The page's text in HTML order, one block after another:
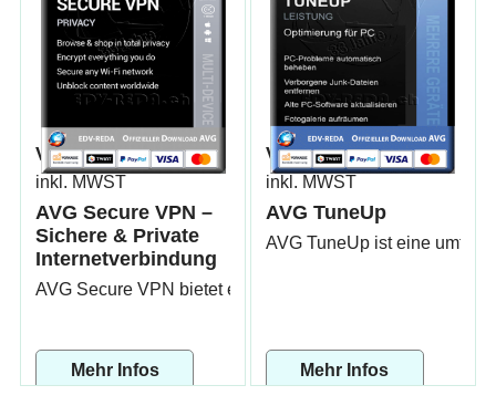
Von CHF 28.90
inkl. MWST
AVG Secure VPN –
Sichere & Private
Internetverbindung
AVG Secure VPN bietet eine benutzerfreundliche
Mehr Infos
Von CHF 19.90
inkl. MWST
AVG TuneUp
AVG TuneUp ist eine
Mehr Infos